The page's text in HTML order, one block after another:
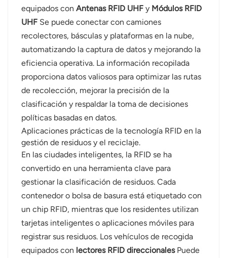
equipados conAntenas RFID UHF y Módulos RFID
UHF Se puede conectar con camiones
recolectores, básculas y plataformas en la nube,
automatizando la captura de datos y mejorando la
eficiencia operativa. La información recopilada
proporciona datos valiosos para optimizar las rutas
de recolección, mejorar la precisión de la
clasificación y respaldar la toma de decisiones
políticas basadas en datos.
Aplicaciones prácticas de la tecnología RFID en la
gestión de residuos y el reciclaje.
En las ciudades inteligentes, la RFID se ha
convertido en una herramienta clave para
gestionar la clasificación de residuos. Cada
contenedor o bolsa de basura está etiquetado con
un chip RFID, mientras que los residentes utilizan
tarjetas inteligentes o aplicaciones móviles para
registrar sus residuos. Los vehículos de recogida
equipados con lectores RFID direccionalesPuede